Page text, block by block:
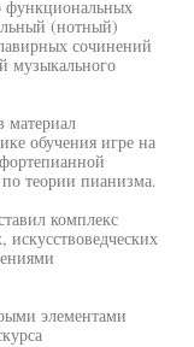
функциональных
(нотный)
сочинений
музыкального
материал
обучения игре на
по теории пианизма.
комплекс
искусствоведческих
элементами